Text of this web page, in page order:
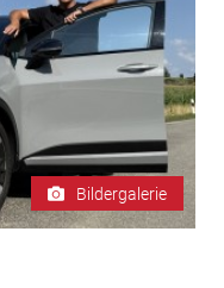
Bildergalerie